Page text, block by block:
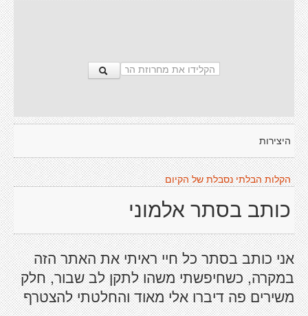
היצירות
הקלות הבלתי נסבלת של הקיום
כותב בסתר אלמוני
אני כותב בסתר כל חיי ראיתי את האתר הזה
במקרה, כשחיפשתי משהו לתקן לב שבור, חלק
משירים פה דיברו אלי מאוד והחלטתי להצטרף